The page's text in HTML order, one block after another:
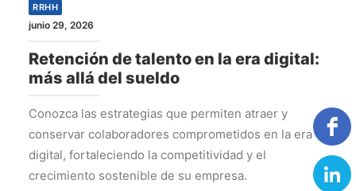
RRHH
junio 29, 2026
Retención de talento en la era digital:
más allá del sueldo
Conozca las estrategias que permiten atraer y
conservar colaboradores comprometidos en la era
digital, fortaleciendo la competitividad y el
crecimiento sostenible de su empresa.